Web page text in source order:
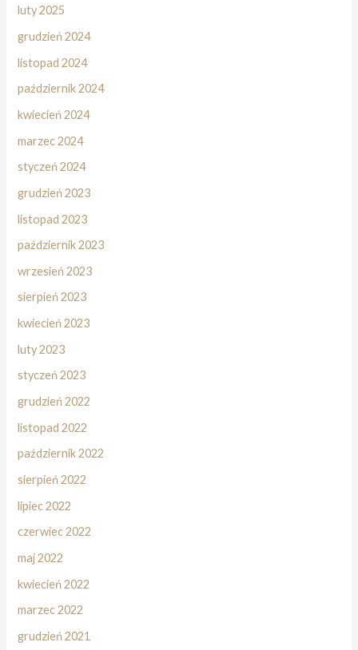
luty 2025
grudzień 2024
listopad 2024
październik 2024
kwiecień 2024
marzec 2024
styczeń 2024
grudzień 2023
listopad 2023
październik 2023
wrzesień 2023
sierpień 2023
kwiecień 2023
luty 2023
styczeń 2023
grudzień 2022
listopad 2022
październik 2022
sierpień 2022
lipiec 2022
czerwiec 2022
maj 2022
kwiecień 2022
marzec 2022
grudzień 2021